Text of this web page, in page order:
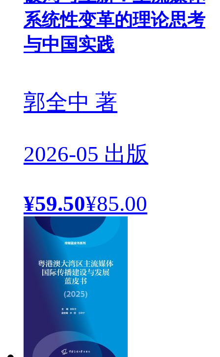
系统性变革的理论思考
与中国实践
郭全中 著
2026-05 出版
¥59.50¥85.00